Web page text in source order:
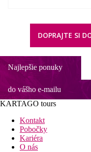
DOPRAJTE SI
Najlepšie ponuky
do vášho e-mailu
KARTAGO tours
Kontakt
Pobočky
Kariéra
O nás